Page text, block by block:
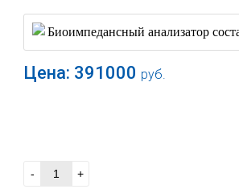
Цена: 391000 руб.
- +